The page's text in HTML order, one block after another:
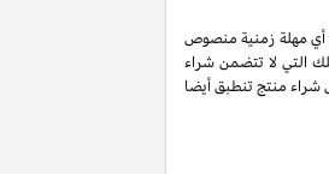
مهلة زمنية منصوص
التي لا تتضمن شراء
البرنامج المنطبقة على شراء منتج تنطبق أيضا